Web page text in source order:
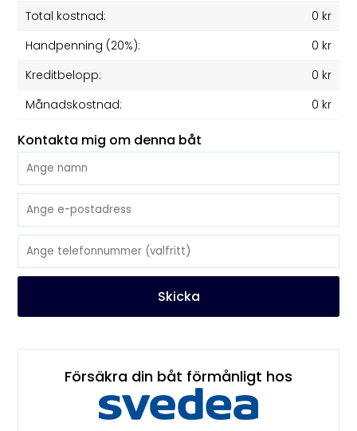
Total kostnad:
0 kr
Handpenning (20%):
0 kr
Kreditbelopp:
0 kr
Månadskostnad:
0 kr
Kontakta mig om denna båt
Skicka
Försäkra din båt förmånligt hos